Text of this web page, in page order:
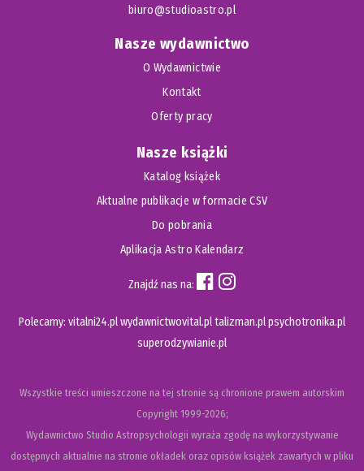
biuro@studioastro.pl
Nasze wydawnictwo
O Wydawnictwie
Kontakt
Oferty pracy
Nasze książki
Katalog książek
Aktualne publikacje w formacie CSV
Do pobrania
Aplikacja Astro Kalendarz
Znajdź nas na:
Polecamy: vitalni24.plwydawnictwovital.pltalizman.plpsychotronika.pl
superodzywianie.pl
Wszystkie treści umieszczone na tej stronie są chronione prawem autorskim
Copyright1999-2026;
Wydawnictwo Studio Astropsychologii wyraża zgodę na wykorzystywanie
dostępnych aktualnie na stronie okładek oraz opisów książek zawartych w pliku